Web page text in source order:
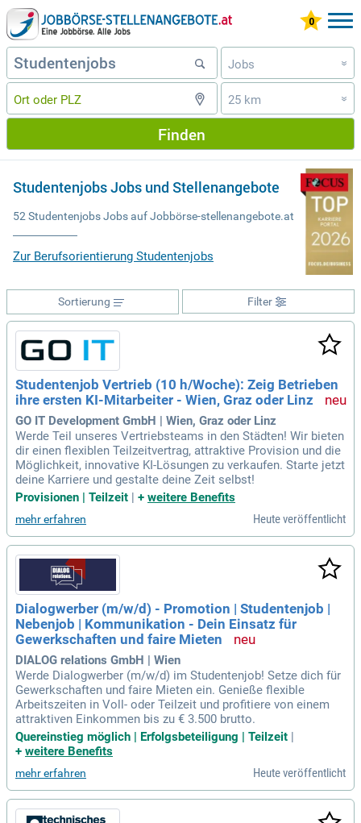
Jobs »
25 km »
Finden
Studentenjobs Jobs und Stellenangebote
52 Studentenjobs Jobs auf Jobbörse-stellenangebote.at
Zur Berufsorientierung Studentenjobs
Filter
Sortierung
Studentenjob Vertrieb (10 h/Woche): Zeig Betrieben
ihre ersten KI-Mitarbeiter - Wien, Graz oder Linz
GO IT Development GmbH | Wien, Graz oder Linz
Werde Teil unseres Vertriebsteams in den Städten! Wir bieten
dir einen flexiblen Teilzeitvertrag, attraktive Provision und die
Möglichkeit, innovative KI-Lösungen zu verkaufen. Starte jetzt
deine Karriere und gestalte deine Zeit selbst!
Provisionen | Teilzeit | + weitere Benefits
mehr erfahren Heute veröffentlicht
Dialogwerber (m/w/d) - Promotion | Studentenjob |
Nebenjob | Kommunikation - Dein Einsatz für
Gewerkschaften und faire Mieten
DIALOG relations GmbH | Wien
Werde Dialogwerber (m/w/d) im Studentenjob! Setze dich für
Gewerkschaften und faire Mieten ein. Genieße flexible
Arbeitszeiten in Voll- oder Teilzeit und profitiere von einem
attraktiven Einkommen bis zu € 3.500 brutto.
Quereinstieg möglich | Erfolgsbeteiligung | Teilzeit
+ weitere Benefits
mehr erfahren Heute veröffentlicht